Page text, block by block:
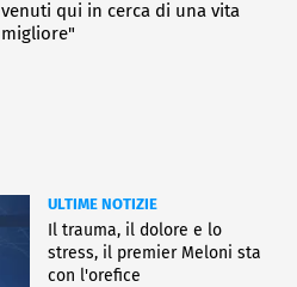
venuti qui in cerca di una vita
migliore"
ULTIME NOTIZIE
Il trauma, il dolore e lo
stress, il premier Meloni sta
con l'orefice